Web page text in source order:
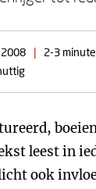
| 2-3
leest in
ook